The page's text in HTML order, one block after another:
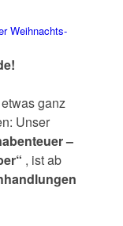
ganz
Unser
–
, ist ab